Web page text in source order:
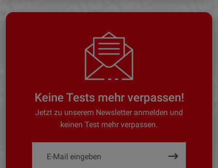
Keine Tests mehr verpassen!
Jetzt zu unserem Newsletter anmelden und
keinen Test mehr verpassen.